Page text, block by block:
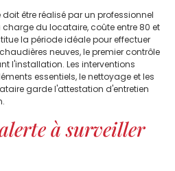
être réalisé par un professionnel
charge du locataire, coûte entre 80 et
la période idéale pour effectuer
neuves, le premier contrôle
l'installation. Les interventions
essentiels, le nettoyage et les
garde l'attestation d'entretien
à surveiller